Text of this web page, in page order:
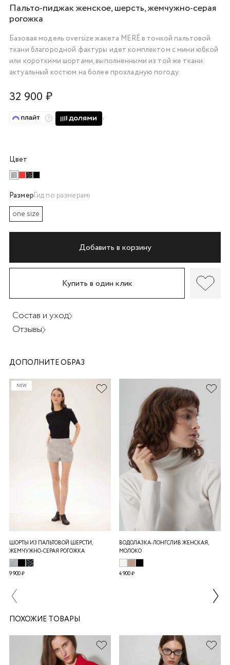
Пальто-пиджак женское, шерсть, жемчужно-серая
рогожка
Базовая модель oversize жакета MERÉ в тонкой пальтовой
ткани благородной фактуры идет комплектом с мини юбкой
или короткими шортами,выполненными из той же ткани:
актуальный костюм на более прохладную погоду.
32 900 ₽
Цвет
РазмерГид по размерам
one size
Добавить в корзину
Купить в один клик
Состав и уход
Отзывы
Подробнее
об оплате Плайтом
8 800 302-02-51
ДОПОЛНИТЕ ОБРАЗ
NEW
ШОРТЫ ИЗ ПАЛЬТОВОЙ ШЕРСТИ,
ЖЕМЧУЖНО-СЕРАЯ РОГОЖКА
9 900 ₽
ВОДОЛАЗКА-ЛОНГСЛИВ ЖЕНСКАЯ,
МОЛОКО
4 900 ₽
ПОХОЖИЕ ТОВАРЫ